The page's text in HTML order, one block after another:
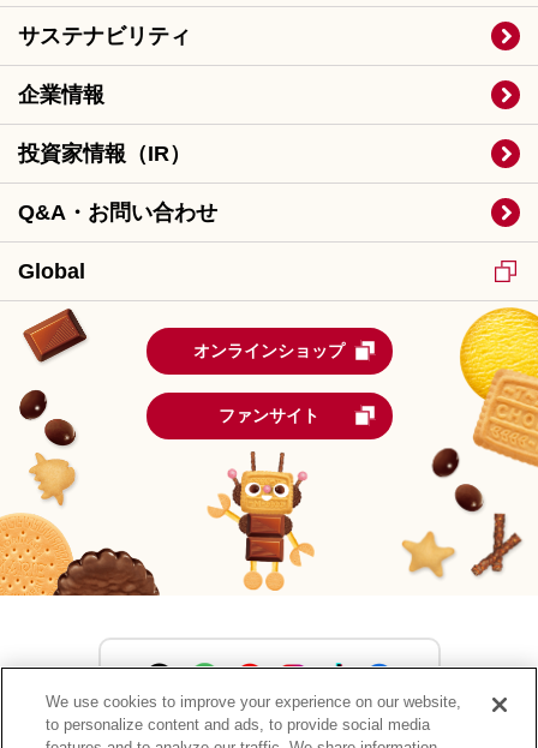
サステナビリティ
企業情報
投資家情報（IR）
Q&A・お問い合わせ
Global
オンラインショップ
ファンサイト
We use cookies to improve your experience on our website,
to personalize content and ads, to provide social media